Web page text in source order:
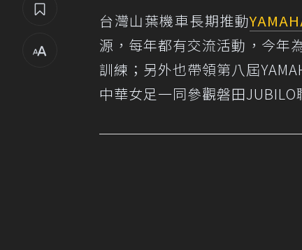
台灣山葉機車長期推動
源，每年都有交流活動，今年
訓練；另外也帶領第八屆
中華女足一同參觀磐田JUBILO